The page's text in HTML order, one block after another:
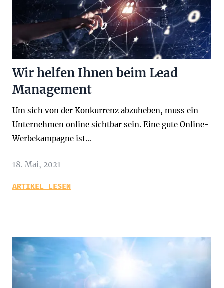
Wir helfen Ihnen beim Lead
Management
Um sich von der Konkurrenz abzuheben, muss ein
Unternehmen online sichtbar sein. Eine gute Online-
Werbekampagne ist…
18. Mai, 2021
ARTIKEL LESEN